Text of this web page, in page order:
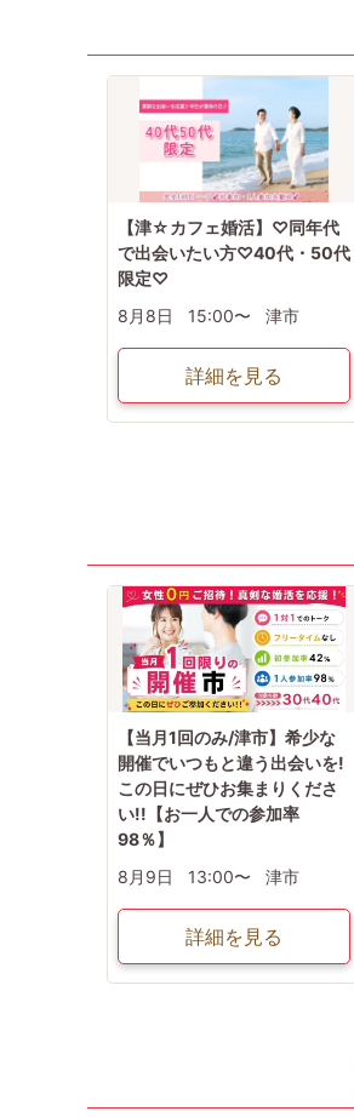
【津☆カフェ婚活】♡同年代
で出会いたい方♡40代・50代
限定♡
8月8日
15:00〜 津市
詳細を見る
【当月1回のみ/津市】希少な
開催でいつもと違う出会いを!
この日にぜひお集まりくださ
い!!【お一人での参加率
98％】
8月9日
13:00〜 津市
詳細を見る